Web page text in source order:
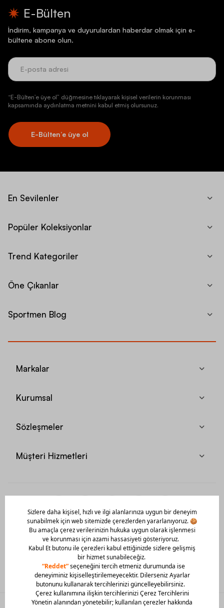
E-Bülten
İndirim, kampanya ve duyurulardan haberdar olmak için e-
bültene abone olun.
“E-Bülten’e üye ol” düğmesine tıklayarak kişisel verilerin korunması
kapsamında aydınlatma metnini kabul etmiş olursunuz.
E-Bülten’e üye ol
En Sevilenler
Popüler Koleksiyonlar
Trend Kategoriler
Öne Çıkanlar
Sportmen Blog
Markalar
Kurumsal
Sözleşmeler
Müşteri Hizmetleri
Mobil Uygulamamızı Hemen İndir!